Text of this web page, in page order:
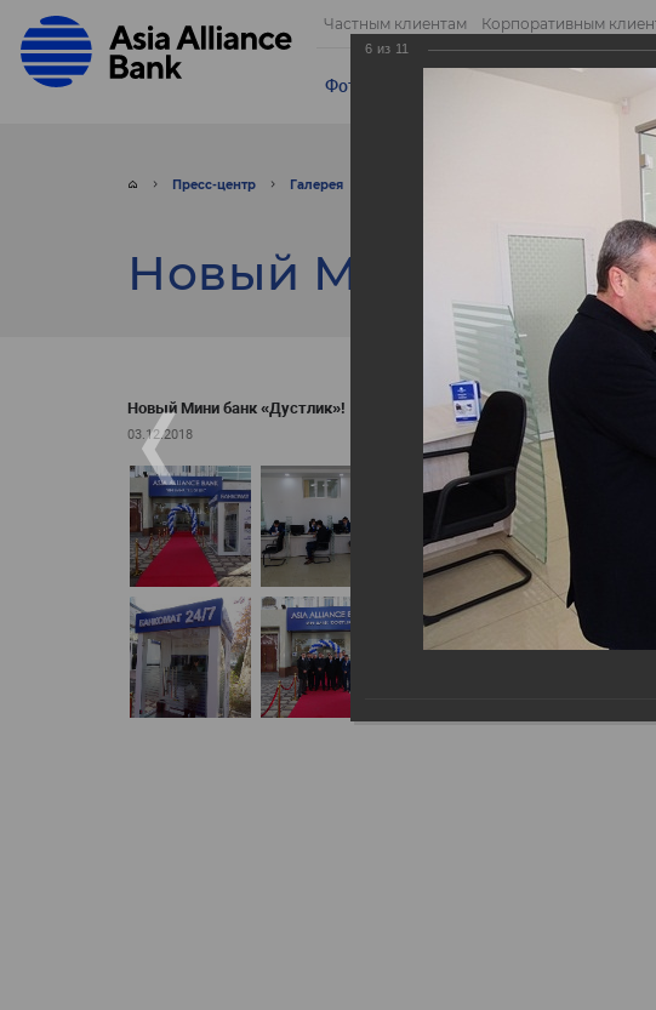
Частным клиентам Корпоративным
Фотогалерея Отправить
Пресс-центр Галерея
Новый Мини банк
Новый Мини банк «Дустлик»!
03.12.2018
6 из 11